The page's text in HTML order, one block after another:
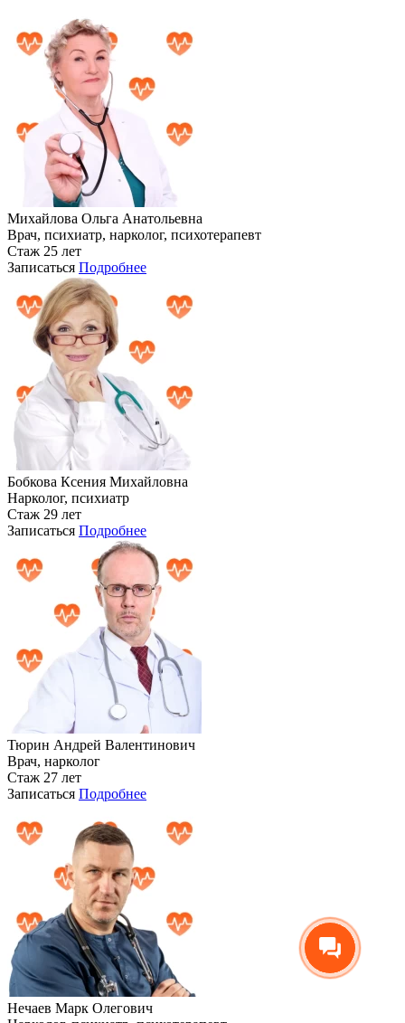
Михайлова Ольга Анатольевна
Врач, психиатр, нарколог, психотерапевт
Стаж 25 лет
Записаться Подробнее
Бобкова Ксения Михайловна
Нарколог, психиатр
Стаж 29 лет
Записаться Подробнее
Тюрин Андрей Валентинович
Врач, нарколог
Стаж 27 лет
Записаться Подробнее
Нечаев Марк Олегович